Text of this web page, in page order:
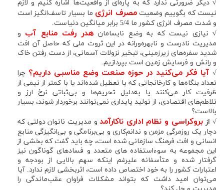
√ دیگر ضرورتی ندارد که به پاره‌ای از واقعیت‌ها اشاره کنیم و لازم
نیست که بگوییم وضعیتمصرف انرژی ما بسیار تاسف‌انگیز است
و شدت مصرف انرژی کشور ما 5/4 برابر میانگین دنیاست.
√نیازی نیست که به وضع نابسامان هدر رفت منابع آب و
مدیریت نادرست و نابهره‌ورانه در این ثروت ملی که حاصل آن افت
شدید سفره‌های زیرزمینی، تبخیر نزولات آسمانی، از دست رفتن خاک
و رانش و فرسایش زمین است بپردازیم.
√آیا فکر می‌کنید در حوزه صنعت وضع مناسبی داریم؟ چرا
تعداد بنگاه‌ها و کارخانجاتی که یا تعطیل شده‌اند یا با کمتر از نیمی از
ظرفیت کار می‌کنند یا به‌دلیل تحریم‌ها و بی‌ثباتی نرخ ارز و
تلاطم‌های اقتصادی، از تولید پایداری نمی‌توانند برخوردار شوند، بسیار
بالاست؟
√از بروکراسی و نظام اداری ناکارآمدو مدیریت ناتوان دولتی که
دچار یک روزمرگی مزمن و ندانم‌کاری و بی‌برنامگی و بی‌انگیزگی منابع
انسانی و افت فرهنگ سازمانی شده است، چه باید گفت که بخشی از
این مجموعه به سوء‌استفاده های متعدد و فسادهای گوناگون نیز
گرفتار شده و متأسفانه علیرغم اینکه سهم بالایی از بودجه و
اعتبارات کشور را به خود اختصاص داده است، اثربخشی لازم ندارد. آیا
می‌توان امید داشت که بتواند مشکلات فراوان عقب‌ماندگی را